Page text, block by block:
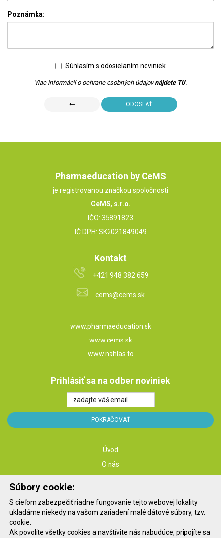
Poznámka:
Súhlasím s odosielaním noviniek
Viac informácií o ochrane osobných údajovnájdete TU.
ODOSLAŤ
Pharmaeducation by CeMS
je registrovanou značkou spoločnosti
CeMS, s.r.o.
IČO: 35891823
IČ DPH: SK2021849049
Kontakt
+421 948 382 659
cems@cems.sk
www.pharmaeducation.sk
www.cems.sk
www.nahlas.to
Prihlásiť sa na odber noviniek
Úvod
O nás
Konferencie
Blog
Súbory cookie:
S cieľom zabezpečiť riadne fungovanie tejto webovej lokality
ukladáme niekedy na vašom zariadení malé dátové súbory, tzv.
cookie.
Ak povolíte všetky cookies a navštívite nás nabudúce, pripojíte sa